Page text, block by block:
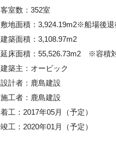
客室数： 352室
敷地面積： 3,924.19m2※船場後退
建築面積： 3,108.97m2
延床面積： 55,526.73m2 ※容積対
建築主 ： オービック
設計者 ： 鹿島建設
施工者 ： 鹿島建設
着工：2017年05月（予定）
竣工 ： 2020年01月（予定）